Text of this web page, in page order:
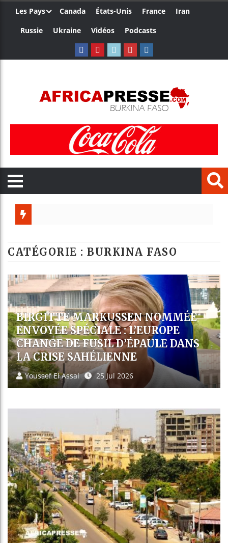
Les Pays Canada États-Unis France
Iran
Russie
Ukraine Vidéos Podcasts
Guinée :
Réforme
Bénin : Patrice
CATÉGORIE : BURKINA FASO
CAN 2032 : LES PAYS DE
L’ALLIANCE DES ÉTATS DU SAHEL
AFFICHENT LEUR AMBITION
D’ACCUEILLIR LE TOURNOI
Youssef El Assal 23 Jul 2026